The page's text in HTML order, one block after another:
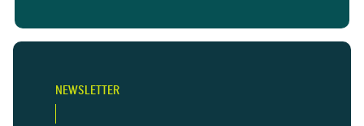
NEWSLETTER